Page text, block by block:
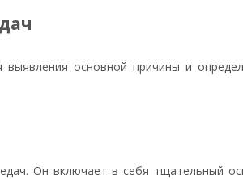
основной причины и
Он включает в себя тщательный